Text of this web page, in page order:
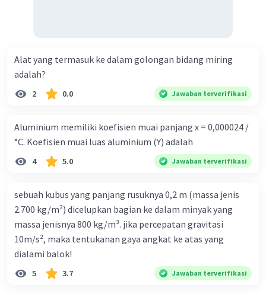
Alat yang termasuk ke dalam golongan bidang miring
adalah?
2 0.0 Jawaban terverifikasi
Aluminium memiliki koefisien muai panjang x = 0,000024 /
°C. Koefisien muai luas aluminium (Y) adalah
4 5.0 Jawaban terverifikasi
sebuah kubus yang panjang rusuknya 0,2 m (massa jenis
2.700 kg/m³) dicelupkan bagian ke dalam minyak yang
massa jenisnya 800 kg/m³. jika percepatan gravitasi
10m/s², maka tentukanan gaya angkat ke atas yang
dialami balok!
5 3.7 Jawaban terverifikasi